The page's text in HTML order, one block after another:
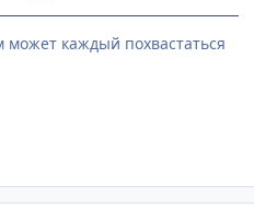
каждый похвастаться